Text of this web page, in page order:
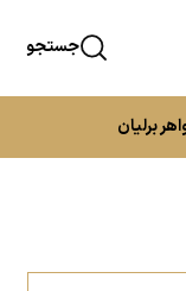
جستجو
برلیان